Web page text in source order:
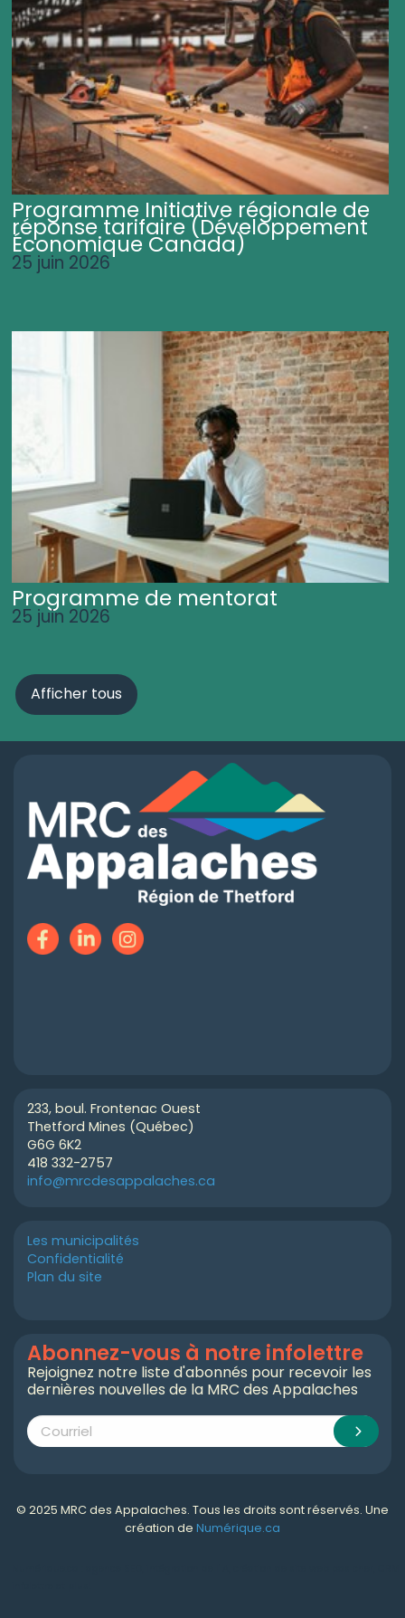
Programme Initiative régionale de
réponse tarifaire (Développement
Économique Canada)
25 juin 2026
Programme de mentorat
25 juin 2026
Afficher tous
233, boul. Frontenac Ouest
Thetford Mines (Québec)
G6G 6K2
418 332-2757
info@mrcdesappalaches.ca
Les municipalités
Confidentialité
Plan du site
Abonnez-vous à notre infolettre
Rejoignez notre liste d'abonnés pour recevoir les
dernières nouvelles de la MRC des Appalaches
© 2025 MRC des Appalaches. Tous les droits sont réservés. Une
création de Numérique.ca